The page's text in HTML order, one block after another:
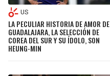
US
LA PECULIAR HISTORIA DE AMOR DE
GUADALAJARA, LA SELECCIÓN DE
COREA DEL SUR Y SU ÍDOLO, SON
HEUNG-MIN